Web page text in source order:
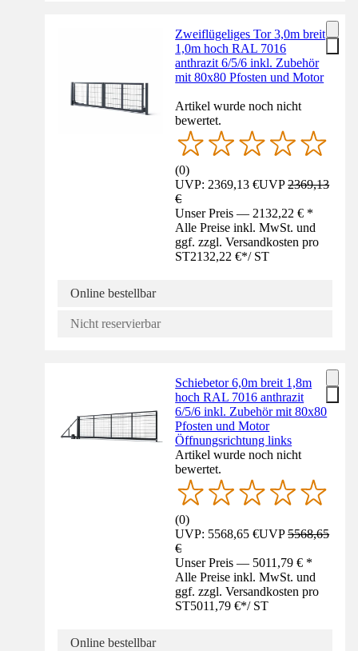
Zweiflügeliges Tor 3,0m breit
1,0m hoch RAL 7016
anthrazit 6/5/6 inkl. Zubehör
mit 80x80 Pfosten und Motor
Artikel wurde noch nicht
bewertet.
(0)
UVP: 2369,13 €UVP2369,13
€
Unser Preis — 2132,22 € *
Alle Preise inkl. MwSt. und
ggf. zzgl. Versandkosten pro
ST2132,22 €*/ ST
Online bestellbar
Nicht reservierbar
Schiebetor 6,0m breit 1,8m
hoch RAL 7016 anthrazit
6/5/6 inkl. Zubehör mit 80x80
Pfosten und Motor
Öffnungsrichtung links
Artikel wurde noch nicht
bewertet.
(0)
UVP: 5568,65 €UVP5568,65
€
Unser Preis — 5011,79 € *
Alle Preise inkl. MwSt. und
ggf. zzgl. Versandkosten pro
ST5011,79 €*/ ST
Online bestellbar